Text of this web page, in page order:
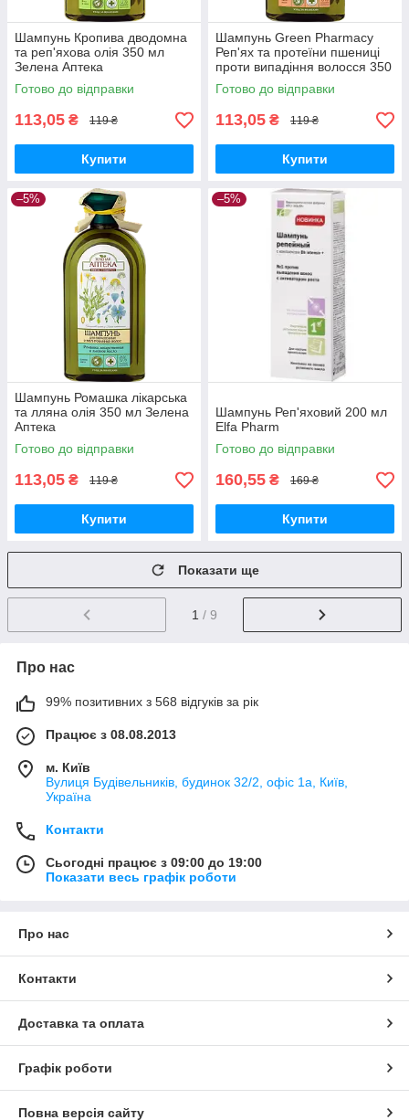
Шампунь Кропива дводомна
та реп'яхова олія 350 мл
Зелена Аптека
Готово до відправки
113,05 ₴ 119 ₴
Купити
Шампунь Green Pharmacy
Реп'ях та протеїни пшениці
проти випадіння волосся 350
мл
Готово до відправки
113,05 ₴ 119 ₴
Купити
–5%
Шампунь Ромашка лікарська
та лляна олія 350 мл Зелена
Аптека
Готово до відправки
113,05 ₴ 119 ₴
Купити
–5%
Шампунь Реп'яховий 200 мл
Elfa Pharm
Готово до відправки
160,55 ₴ 169 ₴
Купити
Показати ще
1 / 9
Про нас
99% позитивних з 568 відгуків за рік
Працює з 08.08.2013
м. Київ
Вулиця Будівельників, будинок 32/2, офіс 1а, Київ,
Україна
Контакти
Сьогодні працює з 09:00 до 19:00
Показати весь графік роботи
Про нас
Контакти
Доставка та оплата
Графік роботи
Повна версія сайту